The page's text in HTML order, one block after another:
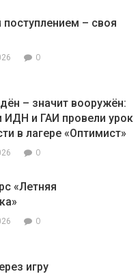
– своя
0
– значит вооружён:
ИДН и ГАИ провели урок
в лагере «Оптимист»
0
«Летняя
0
игру